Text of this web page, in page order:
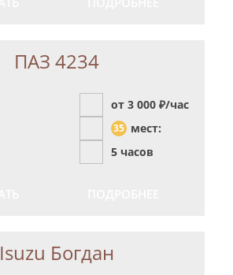
ПАЗ 4234
от 3 000 ₽/час
35 мест:
5 часов
Isuzu Богдан